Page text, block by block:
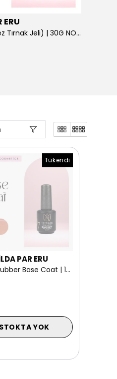
ERU
Builder Gel (Protez Tırnak Jeli) | 30G NO: 06
Tükendi
PAR ERU
Color Rubber Base Coat | 15 ml NO: 05
STOKTA YOK